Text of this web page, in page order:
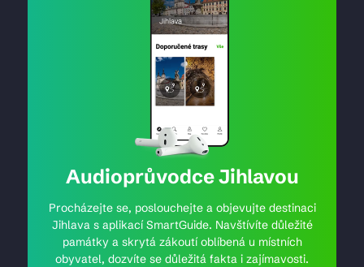
Audioprůvodce Jihlavou
Procházejte se, poslouchejte a objevujte destinaci
Jihlava s aplikací SmartGuide. Navštívíte důležité
památky a skrytá zákoutí oblíbená u místních
obyvatel, dozvíte se důležitá fakta i zajímavosti.